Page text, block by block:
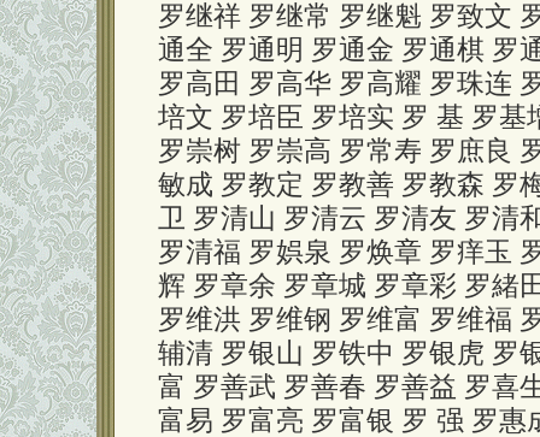
罗继祥 罗继常 罗继魁 罗致文
通全 罗通明 罗通金 罗通棋 罗
罗高田 罗高华 罗高耀 罗珠连
培文 罗培臣 罗培实 罗 基 罗
罗崇树 罗崇高 罗常寿 罗庶良
敏成 罗教定 罗教善 罗教森 罗
卫 罗清山 罗清云 罗清友 罗清
罗清福 罗娯泉 罗焕章 罗痒玉
辉 罗章余 罗章城 罗章彩 罗緒
罗维洪 罗维钢 罗维富 罗维福
辅清 罗银山 罗铁中 罗银虎 罗
富 罗善武 罗善春 罗善益 罗喜
富易 罗富亮 罗富银 罗 强 罗